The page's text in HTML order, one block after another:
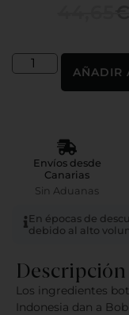
AÑADIR
Envíos desde
Canarias
Sin Aduanas
En épocas de
debido al alto
Los ingredientes
Indonesia dan a